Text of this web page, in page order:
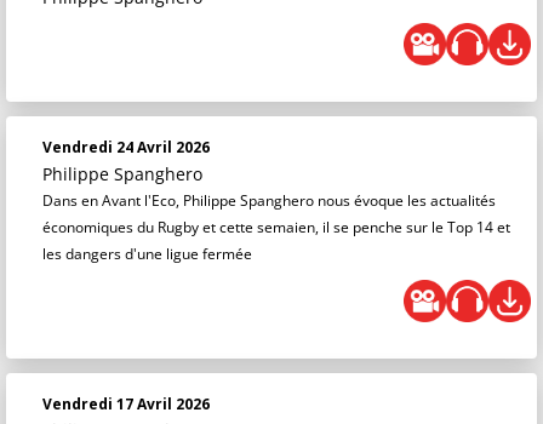
Vendredi 24 Avril 2026
Philippe Spanghero
Dans en Avant l'Eco, Philippe Spanghero nous évoque les actualités
économiques du Rugby et cette semaien, il se penche sur le Top 14 et
les dangers d'une ligue fermée
Vendredi 17 Avril 2026